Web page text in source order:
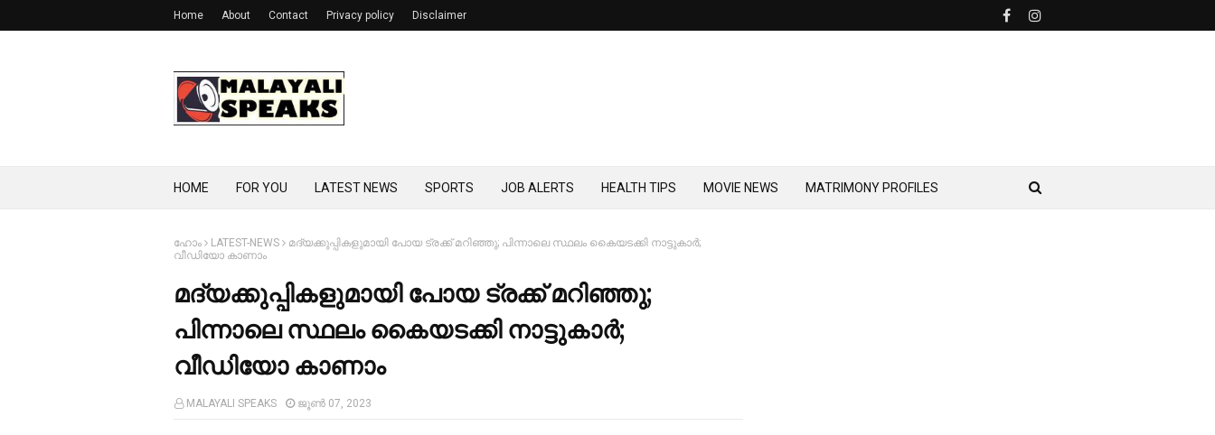
Home About Contact Privacy policy Disclaimer
HOME FOR YOU LATEST NEWS SPORTS JOB ALERTS HEALTH TIPS MOVIE NEWS MATRIMONY PROFILES
ഹോം LATEST-NEWS
മദ്യക്കുപ്പികളുമായി പോയ ട്രക്ക് മറിഞ്ഞു; പിന്നാലെ സ്ഥലം കെെയടക്കി നാട്ടുകാര്‍;
വീഡിയോ കാണാം
മദ്യക്കുപ്പികളുമായി പോയ ട്രക്ക് മറിഞ്ഞു;
പിന്നാലെ സ്ഥലം കെെയടക്കി നാട്ടുകാര്‍;
വീഡിയോ കാണാം
MALAYALI SPEAKS ജൂൺ 07, 2023